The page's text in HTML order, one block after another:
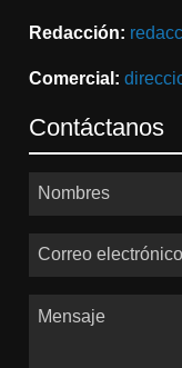
Redacción:
Comercial:
Contáctanos
Nombres
Correo electrónico
Mensaje